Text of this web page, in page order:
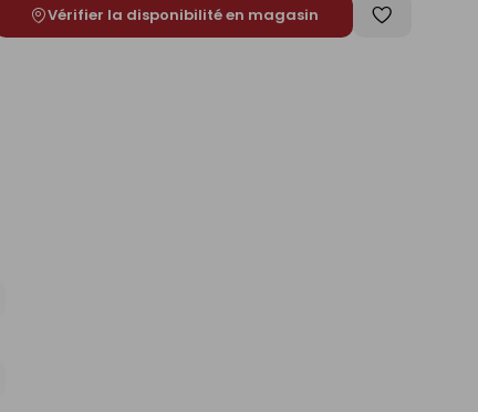
Vérifier la disponibilité en magasin
Enregistrer